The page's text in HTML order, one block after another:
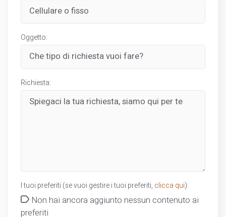
Oggetto:
Richiesta:
I tuoi preferiti (se vuoi gestire i tuoi preferiti, clicca qui):
Non hai ancora aggiunto nessun contenuto ai
preferiti